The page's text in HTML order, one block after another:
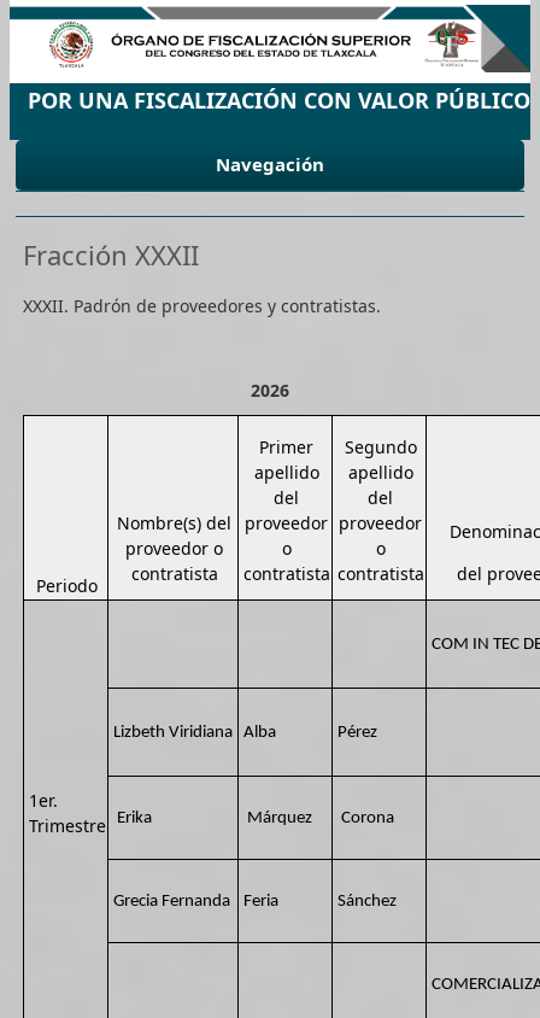
POR UNA FISCALIZACIÓN CON VALOR PÚBLICO
Navegación
Fracción XXXII
XXXII. Padrón de proveedores y contratistas.
2026
Periodo
Nombre(s) del
proveedor o
contratista
Primer
apellido
del
proveedor
o
contratista
Segundo
apellido
del
proveedor
o
contratista
del
1er.
Trimestre
COM IN TEC
Lizbeth Viridiana Alba Pérez
Erika Márquez Corona
Grecia Fernanda Feria Sánchez